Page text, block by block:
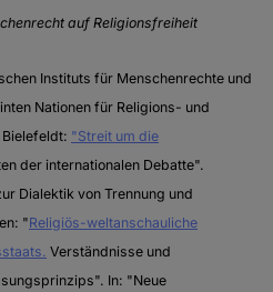
auf Religionsfreiheit
Instituts für Menschenrechte und
Nationen für Religions- und
"Streit um die
der internationalen Debatte".
Dialektik von Trennung und
"Religiös-weltanschauliche
Verständnisse und
In: "Neue